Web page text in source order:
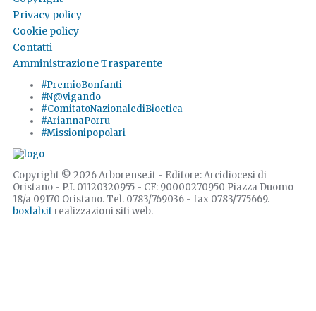
Privacy policy
Cookie policy
Contatti
Amministrazione Trasparente
#PremioBonfanti
#N@vigando
#ComitatoNazionalediBioetica
#AriannaPorru
#Missionipopolari
Copyright © 2026 Arborense.it - Editore: Arcidiocesi di
Oristano - P.I. 01120320955 - CF: 90000270950 Piazza Duomo
18/a 09170 Oristano. Tel. 0783/769036 - fax 0783/775669.
boxlab.itrealizzazioni siti web.